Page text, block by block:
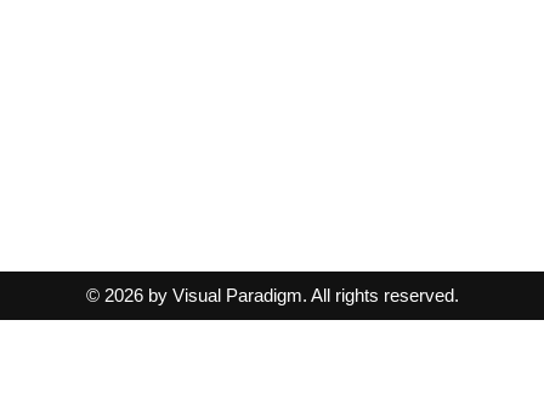
© 2026 by Visual Paradigm. All rights reserved.